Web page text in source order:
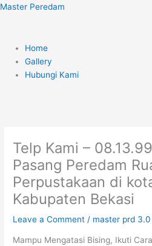
Skip
Master Peredam
Menu
Home
Gallery
Hubungi Kami
Telp Kami –
Pasang Peredam
Perpustakaan di
Kabupaten Bekasi
Leave a Comment / master prd 3.0
Mampu Mengatasi Bising, Ikuti